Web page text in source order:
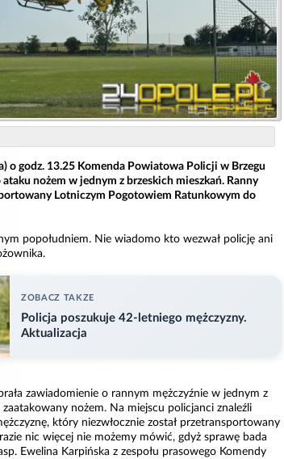
o godz. 13.25 Komenda Powiatowa Policji w Brzegu
nożem w jednym z brzeskich mieszkań. Ranny
Lotniczym Pogotowiem Ratunkowym do
popołudniem. Nie wiadomo kto wezwał policję ani
ZOBACZ TAKZE
Policja poszukuje 42-letniego mężczyzny.
Aktualizacja
zawiadomienie o rannym mężczyźnie w jednym z
zaatakowany nożem. Na miejscu policjanci znaleźli
który niezwłocznie został przetransportowany
nic więcej nie możemy mówić, gdyż sprawę bada
Ewelina Karpińska z zespołu prasowego Komendy